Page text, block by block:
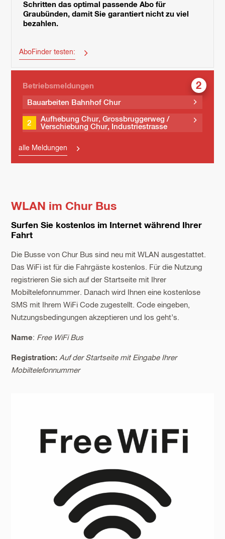
Schritten das optimal passende Abo für
Graubünden, damit Sie garantiert nicht zu viel
bezahlen.
AboFinder testen:
2
Betriebs­meldungen
Bauarbeiten Bahnhof Chur
2
Aufhebung Chur, Grossbruggerweg /
Verschiebung Chur, Industriestrasse
alle Meldungen
WLAN im Chur Bus
Surfen Sie kostenlos im Internet während Ihrer
Fahrt
Die Busse von Chur Bus sind neu mit WLAN ausgestattet.
Das WiFi ist für die Fahrgäste kostenlos. Für die Nutzung
registrieren Sie sich auf der Startseite mit Ihrer
Mobiltelefonnummer. Danach wird Ihnen eine kostenlose
SMS mit Ihrem WiFi Code zugestellt. Code eingeben,
Nutzungsbedingungen akzeptieren und los geht’s.
Name: Free WiFi Bus
Registration: Auf der Startseite mit Eingabe Ihrer
Mobiltelefonnummer